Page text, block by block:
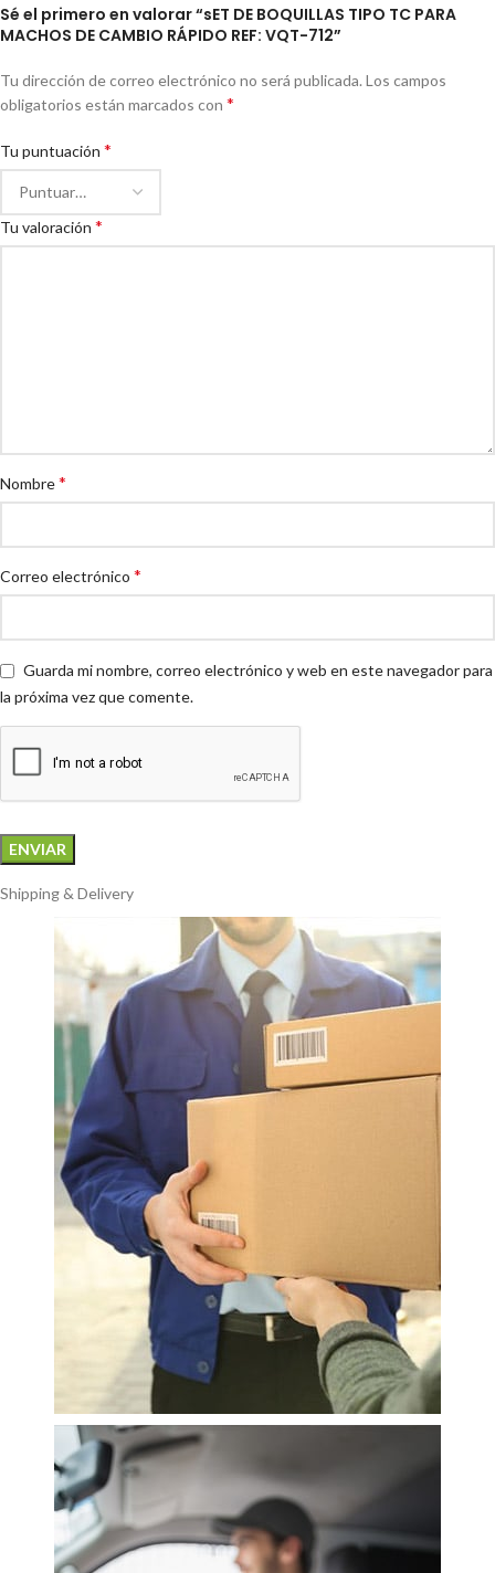
Sé el primero en valorar “sET DE BOQUILLAS TIPO TC PARA
MACHOS DE CAMBIO RÁPIDO REF: VQT-712”
Tu dirección de correo electrónico no será publicada. Los campos
obligatorios están marcados con *
Tu puntuación *
Tu valoración *
Nombre*
Correo electrónico *
Guarda mi nombre, correo electrónico y web en este navegador para
la próxima vez que comente.
Shipping & Delivery